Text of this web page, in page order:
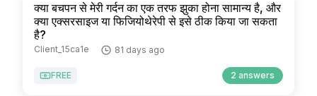
क्या बचपन से मेरी गर्दन का एक तरफ झुका होना सामान्य है, और
क्या एक्सरसाइज या फिजियोथेरेपी से इसे ठीक किया जा सकता
है?
Client_15ca1e 81 days ago
FREE 2 answers